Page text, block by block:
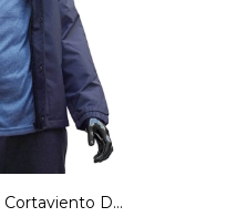
Cortaviento De